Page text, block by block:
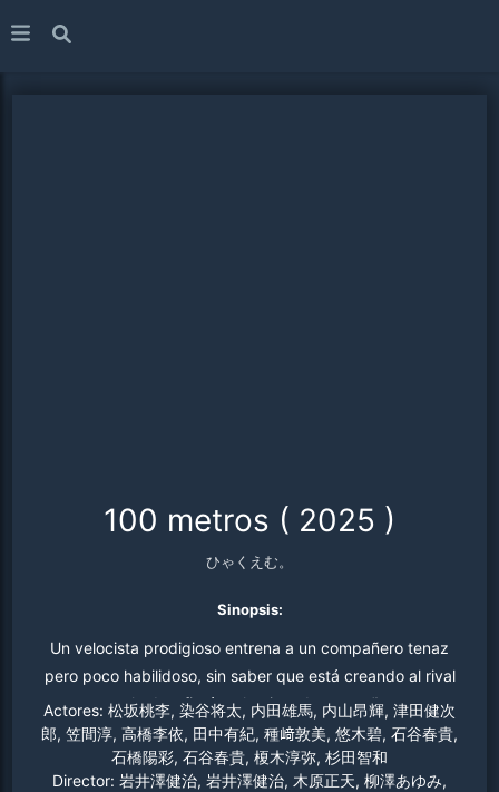
100 metros ( 2025 )
ひゃくえむ。
Sinopsis:
Un velocista prodigioso entrena a un compañero tenaz
pero poco habilidoso, sin saber que está creando al rival
que lo desafiará en la pista durante años.
Actores: 松坂桃李, 染谷将太, 内田雄馬, 内山昂輝, 津田健次
郎, 笠間淳, 高橋李依, 田中有紀, 種﨑敦美, 悠木碧, 石谷春貴,
石橋陽彩, 石谷春貴, 榎木淳弥, 杉田智和
Director: 岩井澤健治, 岩井澤健治, 木原正天, 柳澤あゆみ,